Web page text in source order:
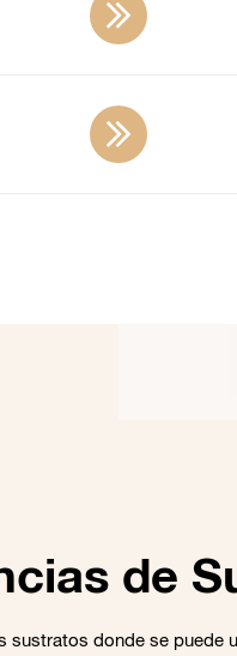
de
sustratos donde se puede